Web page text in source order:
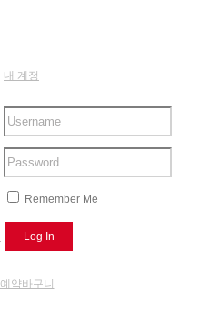
내 계정
Remember Me
예약바구니